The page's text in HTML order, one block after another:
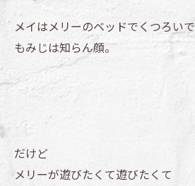
メイはメリーのベッドでくつろいで
もみじは知らん顔。
だけど
メリーが遊びたくて遊びたくて